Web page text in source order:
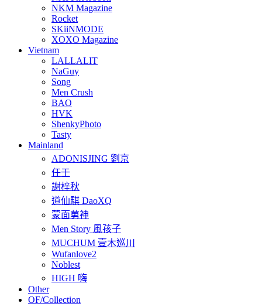
NKM Magazine
Rocket
SKiiNMODE
XOXO Magazine
Vietnam
LALLALIT
NaGuy
Song
Men Crush
BAO
HVK
ShenkyPhoto
Tasty
Mainland
ADONISJING 劉京
任壬
謝梓秋
道仙騏 DaoXQ
蒙面莮神
Men Story 風孩子
MUCHUM 壹木巡川
Wufanlove2
Noblest
HIGH 嗨
Other
OF/Collection